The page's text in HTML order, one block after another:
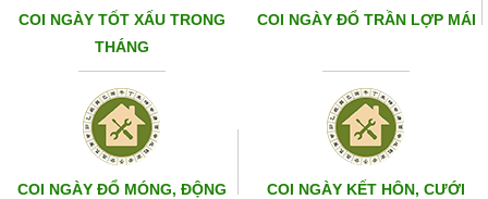
COI NGÀY TỐT XẤU TRONG
THÁNG
COI NGÀY ĐỔ TRẦN LỢP MÁI
COI NGÀY ĐỔ MÓNG, ĐỘNG
COI NGÀY KẾT HÔN, CƯỚI